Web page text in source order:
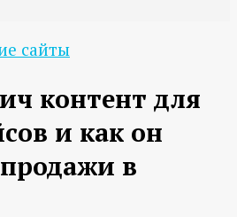
сайты
контент для
и как он
в